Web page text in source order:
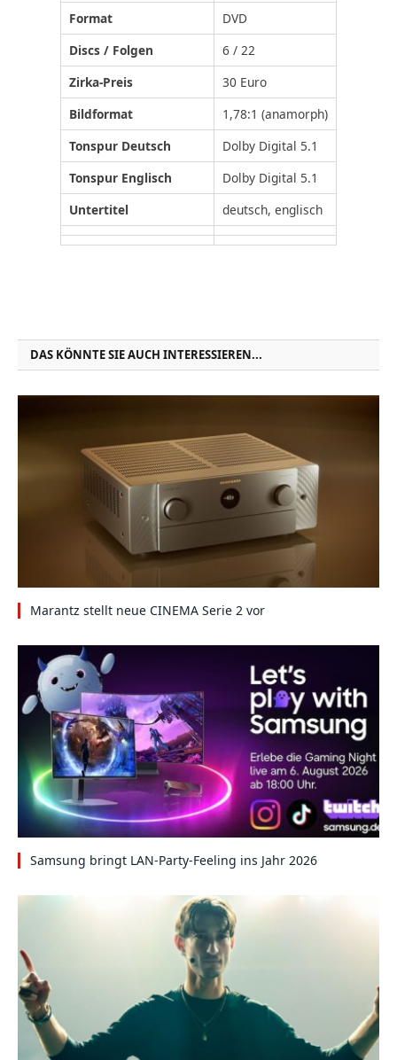
Format
DVD
Discs / Folgen
6 / 22
Zirka-Preis
30 Euro
Bildformat
1,78:1 (anamorph)
Tonspur Deutsch
Dolby Digital 5.1
Tonspur Englisch
Dolby Digital 5.1
Untertitel
deutsch, englisch
DAS KÖNNTE SIE AUCH INTERESSIEREN...
Marantz stellt neue CINEMA Serie 2 vor
Samsung bringt LAN-Party-Feeling ins Jahr 2026